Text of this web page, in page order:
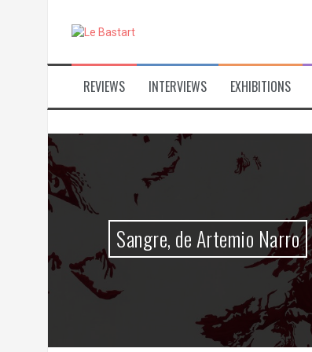
REVIEWS INTERVIEWS EXHIBITIONS
Sangre, de Artemio Narro